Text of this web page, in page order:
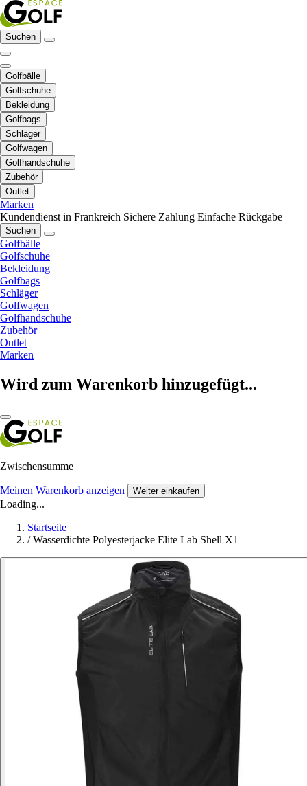
Suchen
Golfbälle
Golfschuhe
Bekleidung
Golfbags
Schläger
Golfwagen
Golfhandschuhe
Zubehör
Outlet
Marken
Kundendienst in Frankreich Sichere Zahlung Einfache Rückgabe
Suchen
Golfbälle
Golfschuhe
Bekleidung
Golfbags
Schläger
Golfwagen
Golfhandschuhe
Zubehör
Outlet
Marken
Wird zum Warenkorb hinzugefügt...
Zwischensumme
Meinen Warenkorb anzeigen Weiter einkaufen
Loading...
Startseite
/ Wasserdichte Polyesterjacke Elite Lab Shell X1